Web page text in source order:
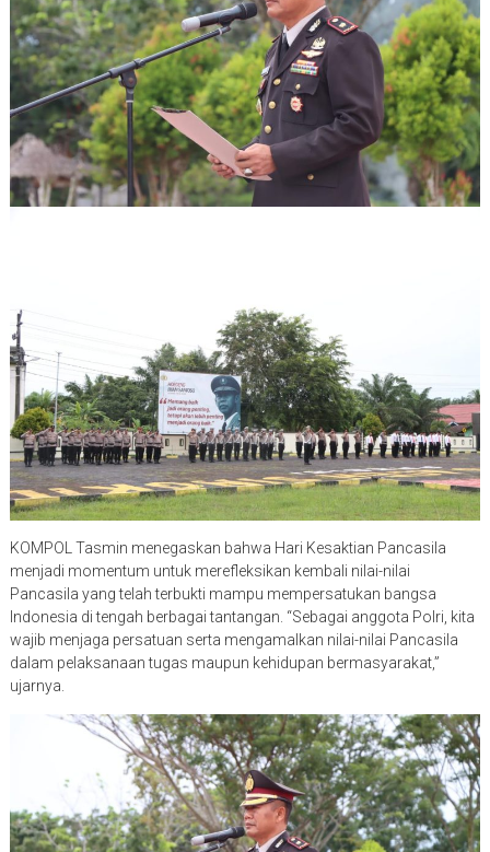
KOMPOL Tasmin menegaskan bahwa Hari Kesaktian Pancasila
menjadi momentum untuk merefleksikan kembali nilai-nilai
Pancasila yang telah terbukti mampu mempersatukan bangsa
Indonesia di tengah berbagai tantangan. “Sebagai anggota Polri, kita
wajib menjaga persatuan serta mengamalkan nilai-nilai Pancasila
dalam pelaksanaan tugas maupun kehidupan bermasyarakat,”
ujarnya.